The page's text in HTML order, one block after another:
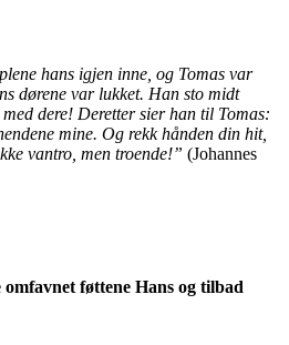
hans igjen inne, og Tomas var
dørene var lukket. Han sto midt
dere! Deretter sier han til Tomas:
mine. Og rekk hånden din hit,
vantro, men troende!” (Johannes
omfavnet føttene Hans og tilbad